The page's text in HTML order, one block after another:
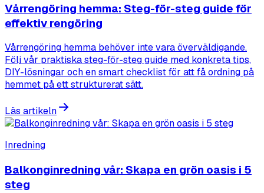
Vårrengöring hemma: Steg-för-steg guide för
effektiv rengöring
Vårrengöring hemma behöver inte vara överväldigande.
Följ vår praktiska steg-för-steg guide med konkreta tips,
DIY-lösningar och en smart checklist för att få ordning på
hemmet på ett strukturerat sätt.
Läs artikeln
Inredning
Balkonginredning vår: Skapa en grön oasis i 5
steg